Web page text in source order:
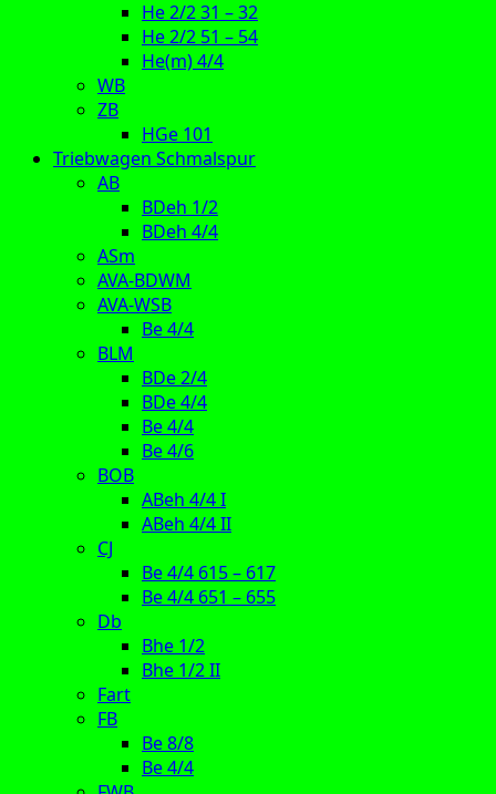
He 2/2 31 – 32
He 2/2 51 – 54
He(m) 4/4
WB
ZB
HGe 101
Triebwagen Schmalspur
AB
BDeh 1/2
BDeh 4/4
ASm
AVA-BDWM
AVA-WSB
Be 4/4
BLM
BDe 2/4
BDe 4/4
Be 4/4
Be 4/6
BOB
ABeh 4/4 I
ABeh 4/4 II
CJ
Be 4/4 615 – 617
Be 4/4 651 – 655
Db
Bhe 1/2
Bhe 1/2 II
Fart
FB
Be 8/8
Be 4/4